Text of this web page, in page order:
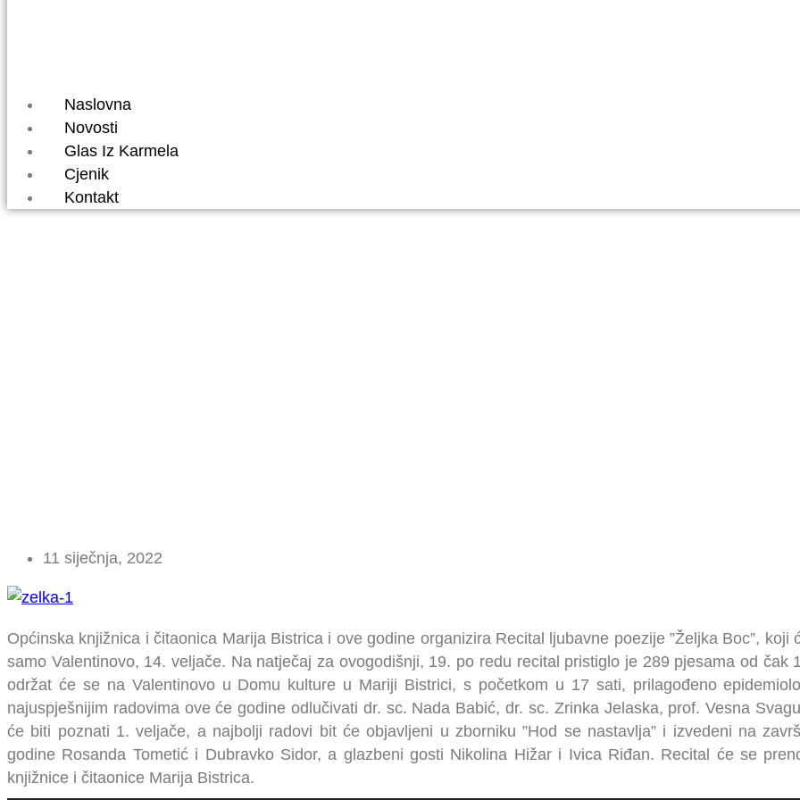
Naslovna
Novosti
Glas Iz Karmela
Cjenik
Kontakt
11 siječnja, 2022
Općinska knjižnica i čitaonica Marija Bistrica i ove godine organizira Recital ljubavne poezije ”Željka Boc”,
samo Valentinovo, 14. veljače. Na natječaj za ovogodišnji, 19. po redu recital pristiglo je 289 pjesama od čak
održat će se na Valentinovo u Domu kulture u Mariji Bistrici, s početkom u 17 sati, prilagođeno
najuspješnijim radovima ove će godine odlučivati dr. sc. Nada Babić, dr. sc. Zrinka Jelaska, prof. Vesna
će biti poznati 1. veljače, a najbolji radovi bit će objavljeni u zborniku ”Hod se nastavlja” i izvedeni na
godine Rosanda Tometić i Dubravko Sidor, a glazbeni gosti Nikolina Hižar i Ivica Riđan. Recital će se
knjižnice i čitaonice Marija Bistrica.